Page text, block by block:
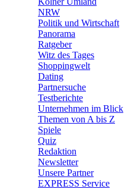
NRW
Politik und Wirtschaft
Panorama
Ratgeber
Witz des Tages
Shoppingwelt
Dating
Partnersuche
Testberichte
Unternehmen im Blick
Themen von A bis Z
Spiele
Quiz
Redaktion
Newsletter
Unsere Partner
EXPRESS Service